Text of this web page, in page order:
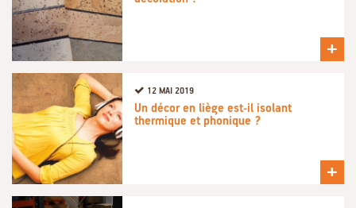
+
12 MAI 2019
Un décor en liège est-il isolant
thermique et phonique ?
+